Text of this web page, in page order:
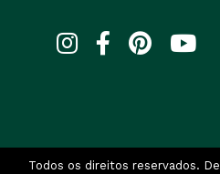
Todos os direitos reservados.